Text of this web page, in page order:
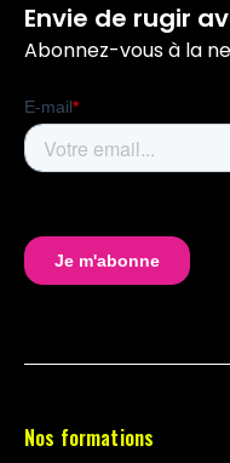
Envie de rugir
Abonnez-vous à la
Nos formations